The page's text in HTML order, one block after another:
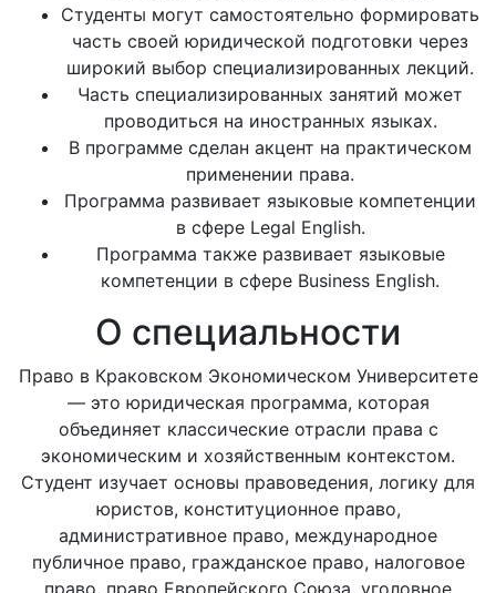
Студенты могут самостоятельно формировать
часть своей юридической подготовки через
широкий выбор специализированных лекций.
Часть специализированных занятий может
проводиться на иностранных языках.
В программе сделан акцент на практическом
применении права.
Программа развивает языковые компетенции
в сфере Legal English.
Программа также развивает языковые
компетенции в сфере Business English.
О специальности
Право в Краковском Экономическом Университете
— это юридическая программа, которая
объединяет классические отрасли права с
экономическим и хозяйственным контекстом.
Студент изучает основы правоведения, логику для
юристов, конституционное право,
административное право, международное
публичное право, гражданское право, налоговое
право, право Европейского Союза, уголовное